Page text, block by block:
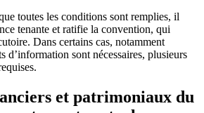
toutes les conditions sont remplies, il
tenante et ratifie la convention, qui
Dans certains cas, notamment
d’information sont nécessaires, plusieurs
et patrimoniaux du